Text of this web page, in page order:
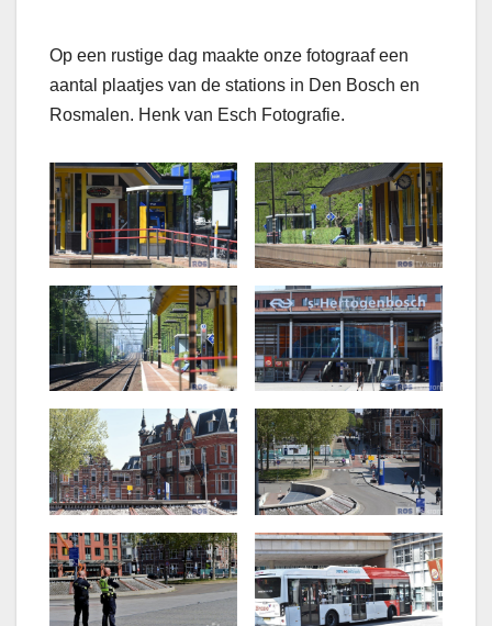
Op een rustige dag maakte onze fotograaf een
aantal plaatjes van de stations in Den Bosch en
Rosmalen. Henk van Esch Fotografie.